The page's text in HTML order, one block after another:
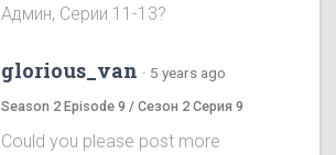
Админ, Серии 11-13?
glorious_van · 5 years ago
Season 2 Episode 9 / Сезон 2 Серия 9
Could you please post more